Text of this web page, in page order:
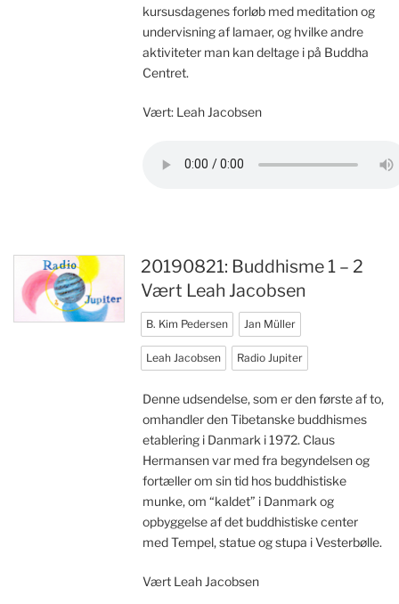
kursusdagenes forløb med meditation og
undervisning af lamaer, og hvilke andre
aktiviteter man kan deltage i på Buddha
Centret.
Vært: Leah Jacobsen
20190821: Buddhisme 1 – 2
Vært Leah Jacobsen
B. Kim Pedersen Jan Müller
Leah Jacobsen Radio Jupiter
Denne udsendelse, som er den første af to,
omhandler den Tibetanske buddhismes
etablering i Danmark i 1972. Claus
Hermansen var med fra begyndelsen og
fortæller om sin tid hos buddhistiske
munke, om “kaldet” i Danmark og
opbyggelse af det buddhistiske center
med Tempel, statue og stupa i Vesterbølle.
Vært Leah Jacobsen